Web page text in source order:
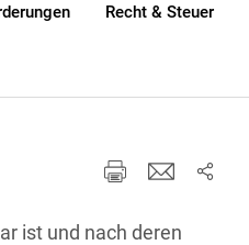
Recht & Steuer
ist und nach deren